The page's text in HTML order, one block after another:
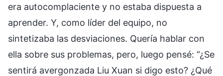
era autocomplaciente y no estaba dispuesta a
aprender. Y, como líder del equipo, no
sintetizaba las desviaciones. Quería hablar con
ella sobre sus problemas, pero, luego pensé: “¿Se
sentirá avergonzada Liu Xuan si digo esto? ¿Qué